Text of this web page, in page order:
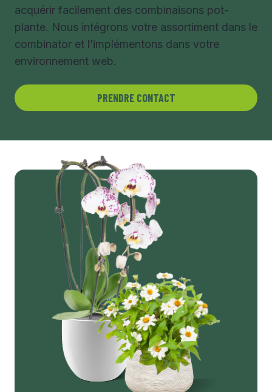
acquérir facilement des combinaisons pot-
plante. Nous intégrons votre assortiment dans le
combinator et l’implémentons dans votre
environnement web.
PRENDRE CONTACT